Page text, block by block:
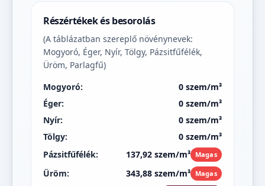
Részértékek és besorolás
(A táblázatban szereplő növénynevek:
Mogyoró, Éger, Nyír, Tölgy, Pázsitfűfélék,
Üröm, Parlagfű)
Mogyoró:
0 szem/m³
Éger:
0 szem/m³
Nyír:
0 szem/m³
Tölgy:
0 szem/m³
Pázsitfűfélék:
137,92 szem/m³ Magas
Üröm: 343,88 szem/m³ Magas